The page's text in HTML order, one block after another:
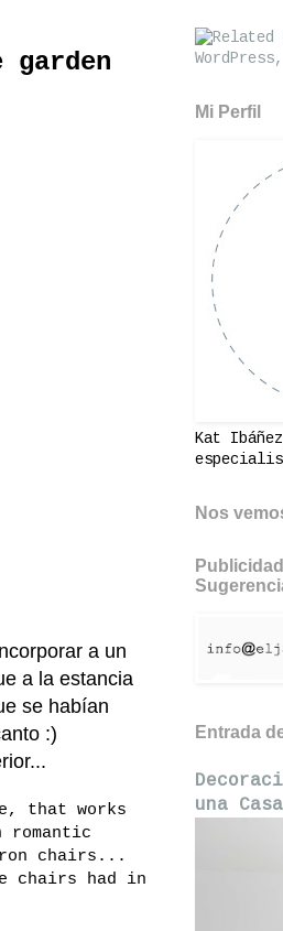
a un
a la estancia
se habían
:)
that works
chairs...
chairs had in
Mi Perfil
Kat
Nos
Entrada
una